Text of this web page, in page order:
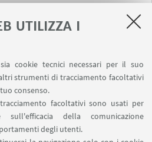
UTILIZZA I
cookie tecnici necessari per il suo
strumenti di tracciamento facoltativi
consenso.
facoltativi sono usati per
sull'efficacia della comunicazione
degli utenti.
Paolo Torroni, Fabio Vitali,
Maurizio Gabbrielli,
Giorgietti, Davide Maltoni,
Marco Tartagni,
De Marchi, Luca Foschini,
Alessandro Bevilacqua,
Sartori, Gustavo Marfia
Fabio Vitali, Ivan Lanese,
Michele Zannoni, Paolo